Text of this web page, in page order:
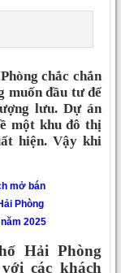
chắc chắn
muốn đầu tư để
lưu. Dự án
một khu đô thị
hiện. Vậy khi
mở bán
Phòng
2025
Hải Phòng
các khách